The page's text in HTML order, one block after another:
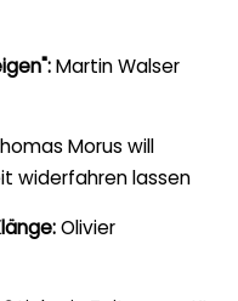
Martin Walser
Morus will
widerfahren lassen
Olivier